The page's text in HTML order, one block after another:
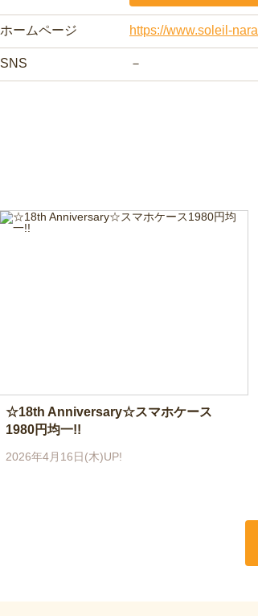
ホームページ https://www.soleil-
SNS －
☆18th Anniversary☆スマホケース
1980円均一!!
2026年4月16日(木)UP!